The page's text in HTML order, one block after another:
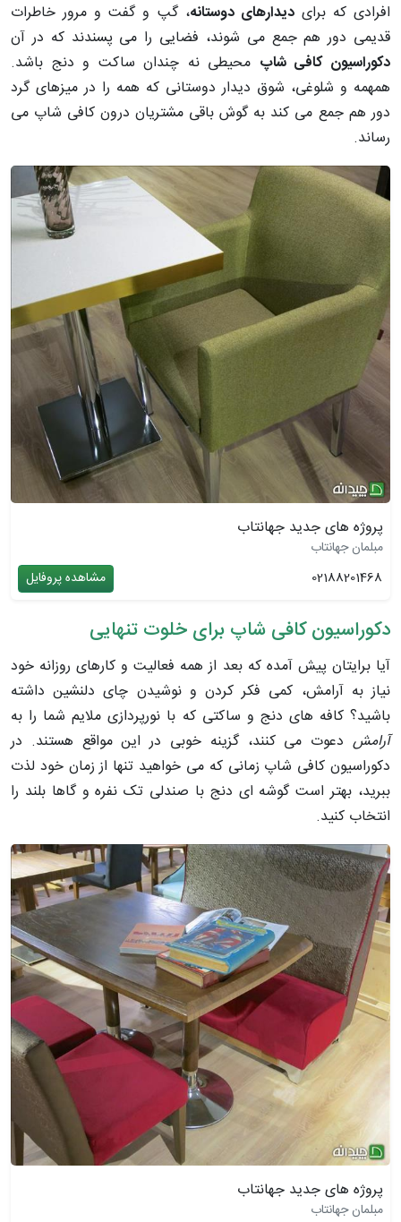
افرادی که برایدیدارهای دوستانه، گپ و گفت و مرور خاطرات
قدیمی دور هم جمع می شوند، فضایی را می پسندند که در آن
دکوراسیون کافی شاپ محیطی نه چندان ساکت و دنج باشد.
همهمه و شلوغی، شوق دیدار دوستانی که همه را در میزهای گرد
دور هم جمع می کند به گوش باقی مشتریان درون کافی شاپ می
رساند.
پروژه های جدید جهانتاب
مبلمان جهانتاب
02188201468
مشاهده پروفایل
دکوراسیون کافی شاپ برای خلوت تنهایی
آیا برایتان پیش آمده که بعد از همه فعالیت و کارهای روزانه خود
نیاز به آرامش، کمی فکر کردن و نوشیدن چای دلنشین داشته
باشید؟ کافه های دنج و ساکتی که با نورپردازی ملایم شما را به
آرامش دعوت می کنند، گزینه خوبی در این مواقع هستند. در
دکوراسیون کافی شاپ زمانی که می خواهید تنها از زمان خود لذت
ببرید، بهتر است گوشه ای دنج با صندلی تک نفره و گاها بلند را
انتخاب کنید.
پروژه های جدید جهانتاب
مبلمان جهانتاب